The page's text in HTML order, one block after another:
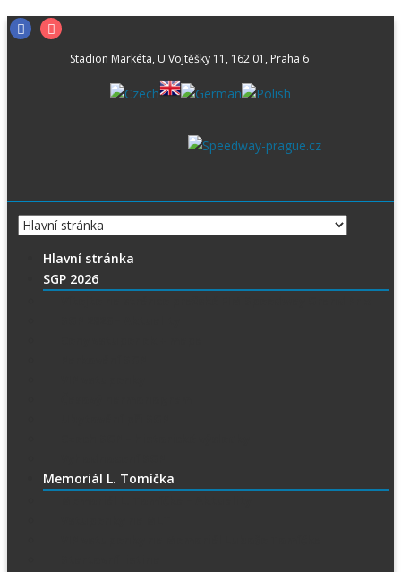
SkipFacebookInstagram
Stadion Markéta, U Vojtěšky 11, 162 01, Praha 6
Hlavní stránka
SGP 2026
Memoriál L. Tomíčka